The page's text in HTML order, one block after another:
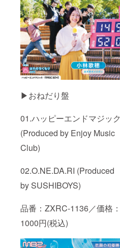
▶︎おねだり盤
01.ハッピーエンドマジック
(Produced by Enjoy Music
Club)
02.O.NE.DA.RI (Produced
by SUSHIBOYS)
品番：ZXRC-1136／価格：
1000円(税込)